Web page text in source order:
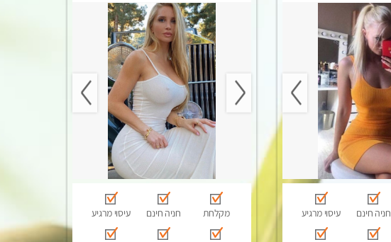
חניה חינם עיסוי מרגיע מקלחת חניה חינם עיסוי מרגיע